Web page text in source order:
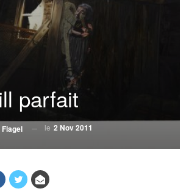
parfait
le 2 Nov 2011